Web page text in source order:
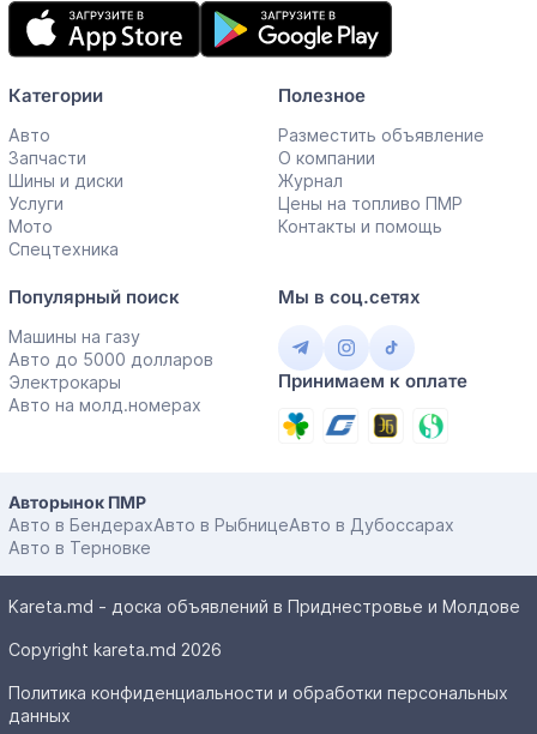
Мобильное
приложение
Категории
Авто
Запчасти
Шины и диски
Услуги
Мото
Спецтехника
Полезное
Разместить объявление
О компании
Журнал
Цены на топливо ПМР
Контакты и помощь
Популярный поиск
Машины на газу
Авто до 5000 долларов
Электрокары
Авто на молд.номерах
Мы в соц.сетях
Принимаем к оплате
Авторынок ПМР
Авто в БендерахАвто в РыбницеАвто в Дубоссарах
Авто в Терновке
Kareta.md - доска объявлений в Приднестровье и Молдове
Copyright kareta.md 2026
Политика конфиденциальности и обработки персональных
данных